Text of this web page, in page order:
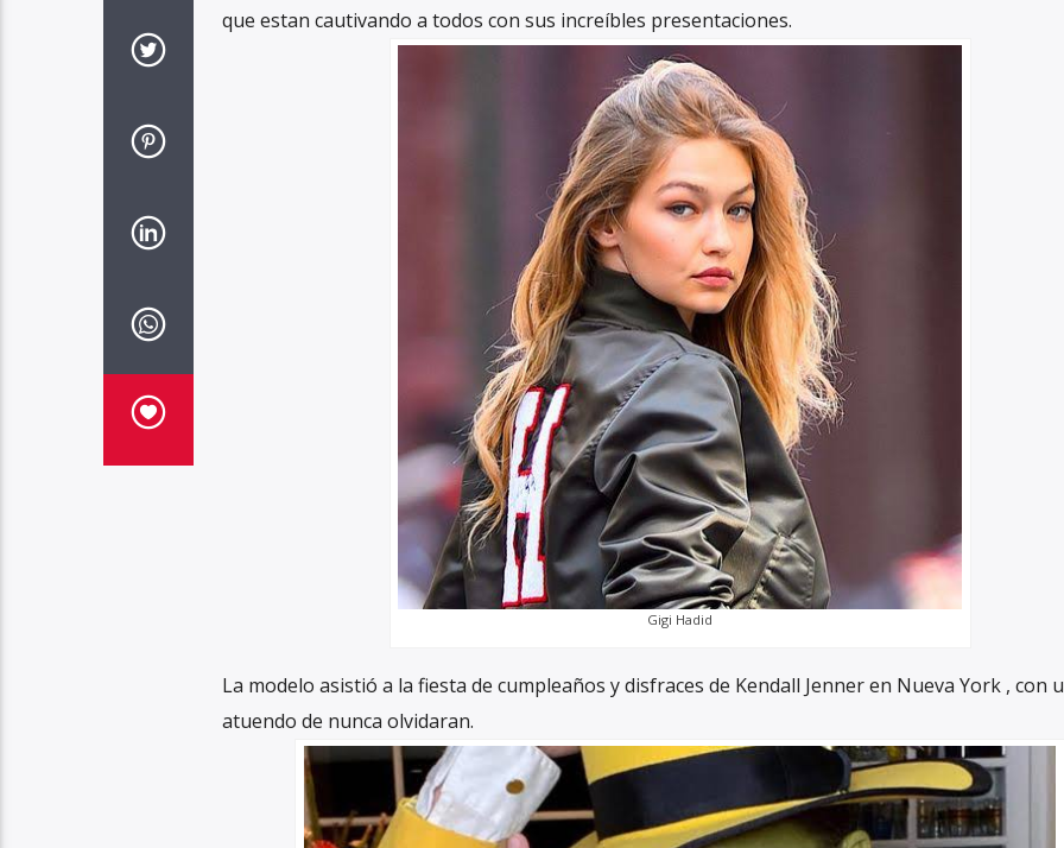
que estan cautivando a todos con sus increíbles presentaciones.
Gigi Hadid
La modelo asistió a la fiesta de cumpleaños y disfraces de Kendall Jenner en Nueva York , con
atuendo de nunca olvidaran.